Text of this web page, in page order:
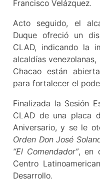
Francisco Velázquez.
Acto seguido, el
Duque ofreció un
CLAD, indicando la
alcaldías
Chacao están
para fortalecer el
Finalizada la Sesión
CLAD de una placa
Aniversario, y se le
Orden Don José
“El Comendador”, en
Centro
Desarrollo.